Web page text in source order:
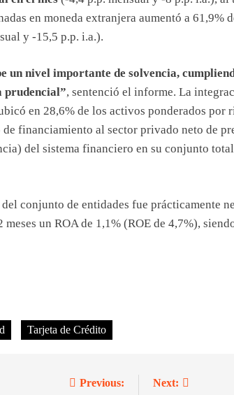
en moneda extranjera aumentó a 61,9%
y -15,5 p.p. i.a.).
un nivel importante de solvencia,
prudencial”, sentenció el informe. La
en 28,6% de los activos ponderados por
de financiamiento al sector privado neto de
del sistema financiero en su conjunto
conjunto de entidades fue prácticamente
un ROA de 1,1% (ROE de 4,7%),
Tarjeta de Crédito
Previous: Next: